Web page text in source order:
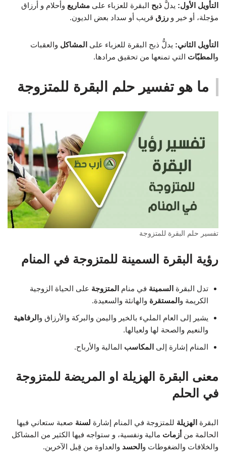
التأويل الأول: يدلُّ ذبح البقرة للعزباء على مشاريع وأحلام و أرزاق
مؤجلة، أو خير و رزق قريب أو سداد بعض الديون.
التأويل الثاني: يدلُّ ذبح البقرة للعزباء على المشاكل والعقبات
و المطبّات التي تمنعها من تحقيق مرادها.
ما هو تفسير حلم البقرة للمتزوجة
تفسير حلم البقرة للمتزوجة
رؤية البقرة السمينة للمتزوجة في المنام
تدل البقرة السمينة في منام المتزوجة على الحياة الزوجية
الكريمة و المستقرة والهانئة والسعيدة.
يشير إلى العام المليء بالخير واليمن والبركة والأرزاق و الرفاهية
والنعيم والصحة لها ولعيالها.
المنام إشارة إلى المكاسب المالية والأرباح.
معنى البقرة الهزيلة او المريضة للمتزوجة
في الحلم
البقرة الهزيلة للمتزوجة في المنام إشارة لسنة صعبة ستعاني فيها
الحالمة من أزمات مالية ونفسية، و ستواجه فيها الكثير من المشاكل
والخلافات والضغوطات و الحسد والعداوة من قِبل الآخرين.